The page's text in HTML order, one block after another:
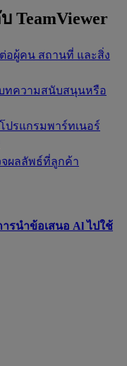
TeamViewer
อผู้คน สถานที่ และสิ่ง
บทความสนับสนุนหรือ
ปรแกรมพาร์ทเนอร์
จผลลัพธ์ที่ลูกค้า
ารนำข้อเสนอ Al ไปใช้